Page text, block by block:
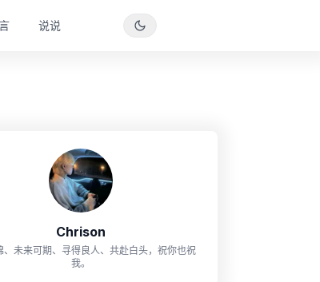
说说
Chrison
、未来可期、寻得良人、共赴白头，祝你也祝
我。